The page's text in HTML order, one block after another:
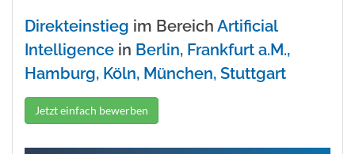
Direkteinstieg im Bereich Artificial
Intelligence in Berlin, Frankfurt a.M.,
Hamburg, Köln, München, Stuttgart
Jetzt einfach bewerben